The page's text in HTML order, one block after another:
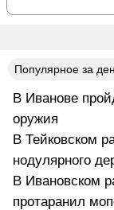
Популярное за
В Иванове
оружия
В Тейковском
нодулярного
В Ивановском
протаранил